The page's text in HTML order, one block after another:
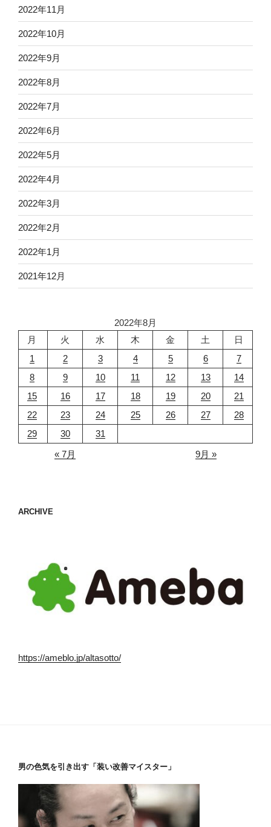
2022年11月
2022年10月
2022年9月
2022年8月
2022年7月
2022年6月
2022年5月
2022年4月
2022年3月
2022年2月
2022年1月
2021年12月
2022年8月
月
火 水 木 金 土
日
1
2 3 4 5 6
7
8
9 10 11 12 13
14
15
16 17 18 19 20
21
22
23 24 25 26 27
28
29
30
31
« 7月
9月 »
ARCHIVE
https://ameblo.jp/altasotto/
男の色気を引き出す「装い改善マイスター」